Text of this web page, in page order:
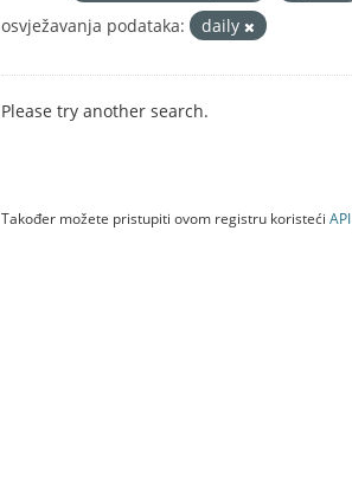
osvježavanja podataka:
daily
Please try another search.
Također možete pristupiti ovom registru koristeći API